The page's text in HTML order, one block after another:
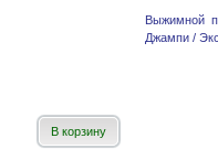
Выжимной
Джампи /
В корзину